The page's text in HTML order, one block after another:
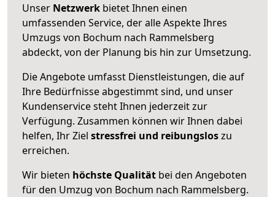
Unser Netzwerk bietet Ihnen einen
umfassenden Service, der alle Aspekte Ihres
Umzugs von Bochum nach Rammelsberg
abdeckt, von der Planung bis hin zur Umsetzung.
Die Angebote umfasst Dienstleistungen, die auf
Ihre Bedürfnisse abgestimmt sind, und unser
Kundenservice steht Ihnen jederzeit zur
Verfügung. Zusammen können wir Ihnen dabei
helfen, Ihr Ziel stressfrei und reibungsloszu
erreichen.
Wir bieten höchste Qualität bei den Angeboten
für den Umzug von Bochum nach Rammelsberg.